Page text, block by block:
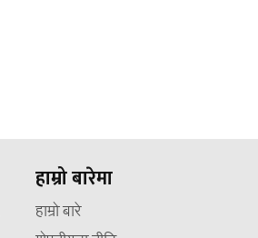
हाम्रो बारेमा
हाम्रो बारे